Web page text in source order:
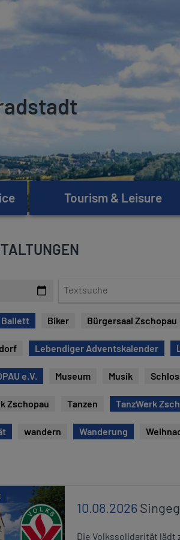
Tourism & Leisure
t
s
u
h
Ballett Biker Bürgersaal Zschopau
Lebendiger Adventskalender
e.V. Museum Musik
Zschopau Tanzen TanzWerk
wandern Wanderung
10.08.2026
Die Volkssolidarität lädt